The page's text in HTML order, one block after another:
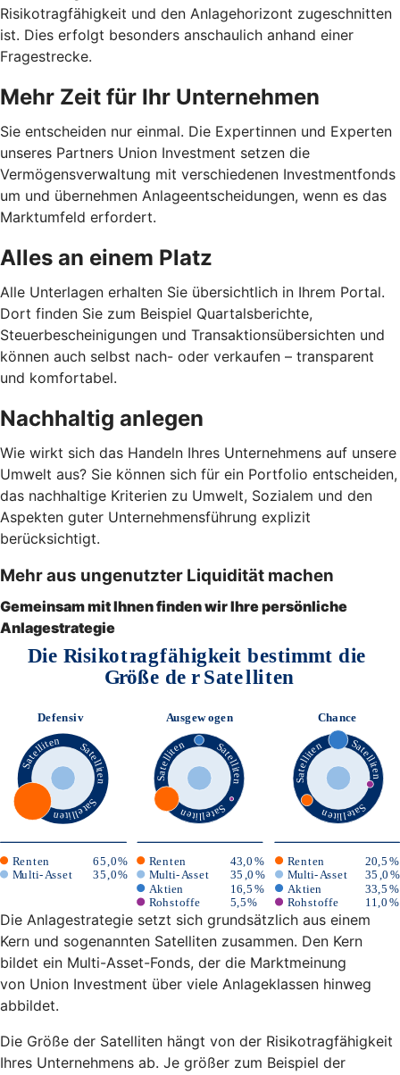
Risikotragfähigkeit und den Anlagehorizont zugeschnitten
ist. Dies erfolgt besonders anschaulich anhand einer
Fragestrecke.
Mehr Zeit für Ihr Unternehmen
Sie entscheiden nur einmal. Die Expertinnen und Experten
unseres Partners Union Investment setzen die
Vermögensverwaltung mit verschiedenen Investmentfonds
um und übernehmen Anlageentscheidungen, wenn es das
Marktumfeld erfordert.
Alles an einem Platz
Alle Unterlagen erhalten Sie übersichtlich in Ihrem Portal.
Dort finden Sie zum Beispiel Quartalsberichte,
Steuerbescheinigungen und Transaktionsübersichten und
können auch selbst nach- oder verkaufen – transparent
und komfortabel.
Nachhaltig anlegen
Wie wirkt sich das Handeln Ihres Unternehmens auf unsere
Umwelt aus? Sie können sich für ein Portfolio entscheiden,
das nachhaltige Kriterien zu Umwelt, Sozialem und den
Aspekten guter Unternehmensführung explizit
berücksichtigt.
Mehr aus ungenutzter Liquidität machen
Gemeinsam mit Ihnen finden wir Ihre persönliche
Anlagestrategie
Die Anlagestrategie setzt sich grundsätzlich aus einem
Kern und sogenannten Satelliten zusammen. Den Kern
bildet ein Multi-Asset-Fonds, der die Marktmeinung
von Union Investment über viele Anlageklassen hinweg
abbildet.
Die Größe der Satelliten hängt von der Risikotragfähigkeit
Ihres Unternehmens ab. Je größer zum Beispiel der